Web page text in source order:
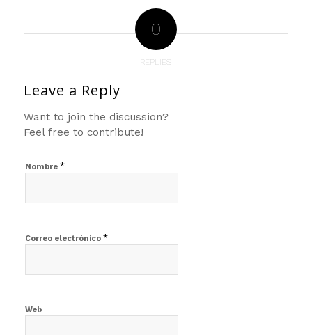
0
REPLIES
Leave a Reply
Want to join the discussion?
Feel free to contribute!
Nombre *
Correo electrónico *
Web